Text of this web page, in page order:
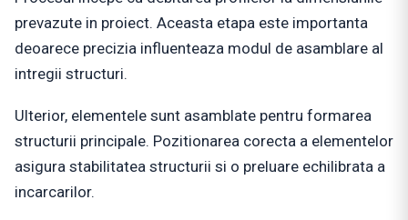
prevazute in proiect. Aceasta etapa este importanta
deoarece precizia influenteaza modul de asamblare al
intregii structuri.
Ulterior, elementele sunt asamblate pentru formarea
structurii principale. Pozitionarea corecta a elementelor
asigura stabilitatea structurii si o preluare echilibrata a
incarcarilor.